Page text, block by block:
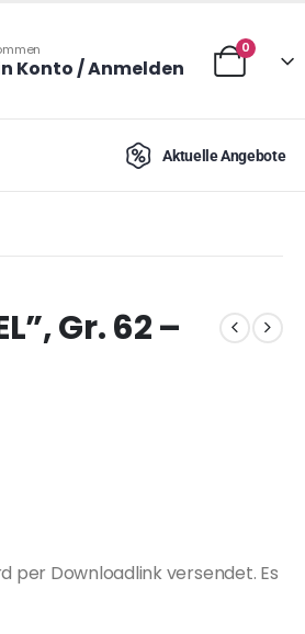
Konto / Anmelden
0
Aktuelle Angebote
Gr. 62 –
per Downloadlink versendet. Es